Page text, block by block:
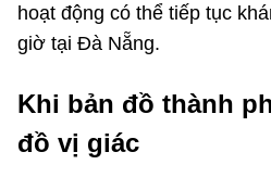
hoạt động có thể tiếp tục
giờ tại Đà Nẵng.
Khi bản đồ thành
đồ vị giác